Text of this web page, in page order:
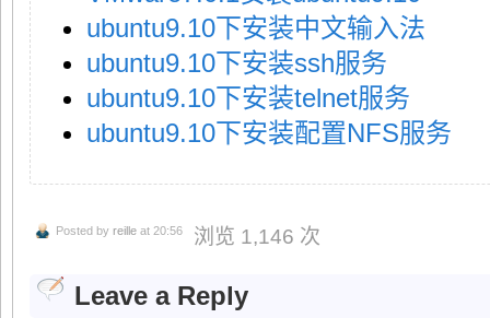
ubuntu9.10下安装中文输入法
ubuntu9.10下安装ssh服务
ubuntu9.10下安装telnet服务
ubuntu9.10下安装配置NFS服务
Posted by reille at 20:56 浏览 1,146 次
Leave a Reply